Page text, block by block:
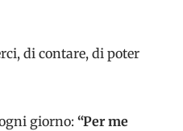
di contare, di poter
giorno: “Per me